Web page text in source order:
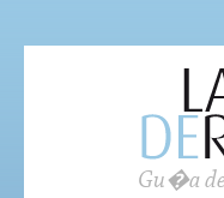
Gu�a